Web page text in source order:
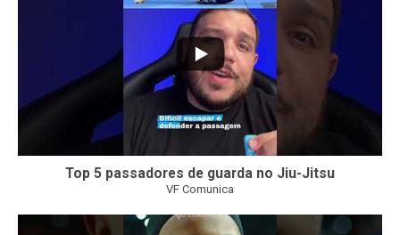
Top 5 passadores de guarda no Jiu-Jitsu
VF Comunica